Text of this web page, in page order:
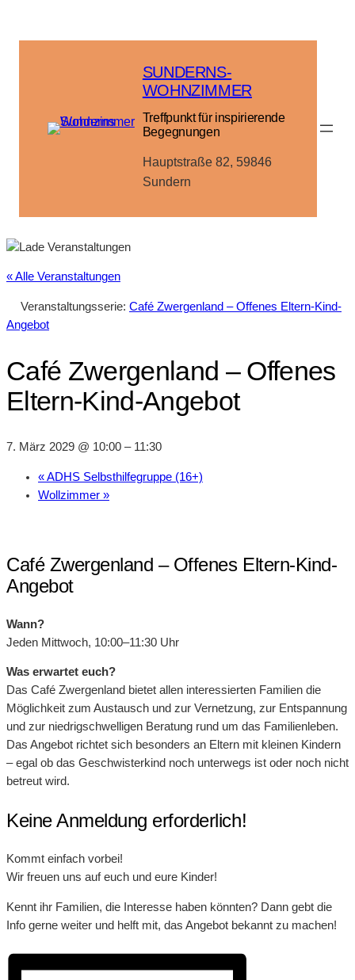
SUNDERNS-
WOHNZIMMER
Treffpunkt für inspirierende
Begegnungen
Hauptstraße 82, 59846
Sundern
« Alle Veranstaltungen
Veranstaltungsserie: Café Zwergenland – Offenes Eltern-Kind-
Angebot
Café Zwergenland – Offenes
Eltern-Kind-Angebot
7. März 2029 @ 10:00 – 11:30
«ADHS Selbsthilfegruppe (16+)
Wollzimmer »
Café Zwergenland – Offenes Eltern-Kind-
Angebot
Wann?
Jeden Mittwoch, 10:00–11:30 Uhr
Was erwartet euch?
Das Café Zwergenland bietet allen interessierten Familien die
Möglichkeit zum Austausch und zur Vernetzung, zur Entspannung
und zur niedrigschwelligen Beratung rund um das Familienleben.
Das Angebot richtet sich besonders an Eltern mit kleinen Kindern
– egal ob das Geschwisterkind noch unterwegs ist oder noch nicht
betreut wird.
Keine Anmeldung erforderlich!
Kommt einfach vorbei!
Wir freuen uns auf euch und eure Kinder!
Kennt ihr Familien, die Interesse haben könnten? Dann gebt die
Info gerne weiter und helft mit, das Angebot bekannt zu machen!